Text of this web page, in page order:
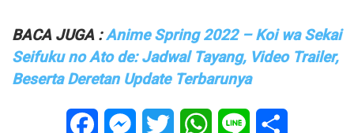
BACA JUGA :Anime Spring 2022 – Koi wa Sekai
Seifuku no Ato de: Jadwal Tayang, Video Trailer,
Beserta Deretan Update Terbarunya
FacebookMessenger
Twitter WhatsApp
Line